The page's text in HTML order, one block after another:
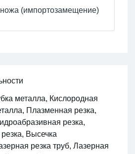
ножа (импортозамещение)
металла, Кислородная
Плазменная резка,
резка,
Высечка
резка труб, Лазерная